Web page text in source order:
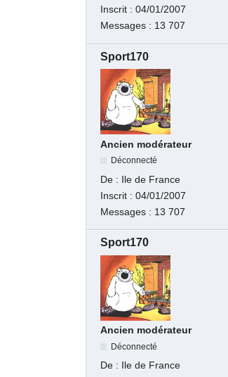
Inscrit :04/01/2007
Messages : 13 707
Sport170
Ancien modérateur
Déconnecté
De : Ile de France
Inscrit :04/01/2007
Messages : 13 707
Sport170
Ancien modérateur
Déconnecté
De :
Ile de France